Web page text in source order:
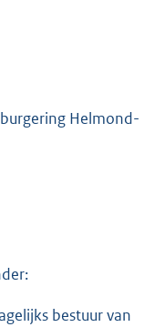
Helmond-
bestuur van